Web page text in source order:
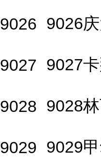
9026 9026
9027 9027
9028 9028
9029 9029